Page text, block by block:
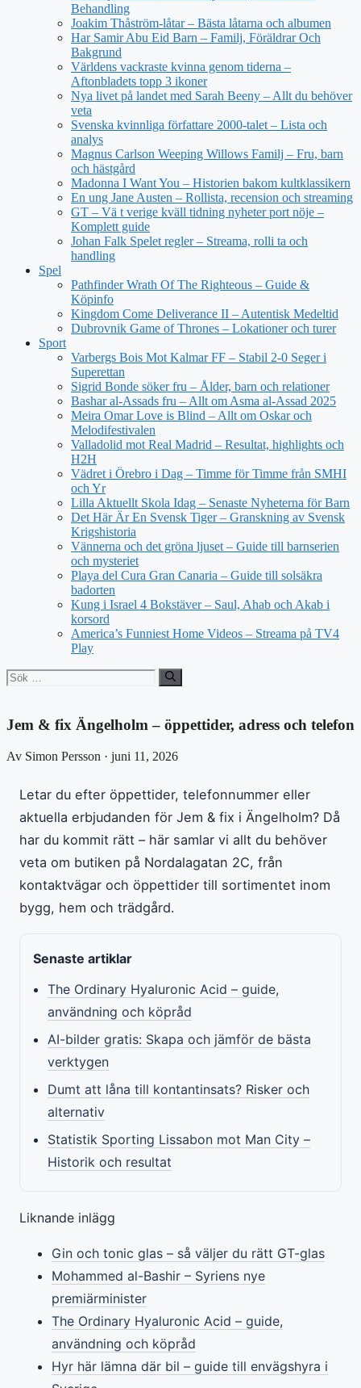
Behandling
Joakim Thåström-låtar – Bästa låtarna och albumen
Har Samir Abu Eid Barn – Familj, Föräldrar Och
Bakgrund
Världens vackraste kvinna genom tiderna –
Aftonbladets topp 3 ikoner
Nya livet på landet med Sarah Beeny – Allt du behöver
veta
Svenska kvinnliga författare 2000-talet – Lista och
analys
Magnus Carlson Weeping Willows Familj – Fru, barn
och hästgård
Madonna I Want You – Historien bakom kultklassikern
En ung Jane Austen – Rollista, recension och streaming
GT – Vä t verige kväll tidning nyheter port nöje –
Komplett guide
Johan Falk Spelet regler – Streama, rolli ta och
handling
Spel
Pathfinder Wrath Of The Righteous – Guide &
Köpinfo
Kingdom Come Deliverance II – Autentisk Medeltid
Dubrovnik Game of Thrones – Lokationer och turer
Sport
Varbergs Bois Mot Kalmar FF – Stabil 2-0 Seger i
Superettan
Sigrid Bonde söker fru – Ålder, barn och relationer
Bashar al-Assads fru – Allt om Asma al-Assad 2025
Meira Omar Love is Blind – Allt om Oskar och
Melodifestivalen
Valladolid mot Real Madrid – Resultat, highlights och
H2H
Vädret i Örebro i Dag – Timme för Timme från SMHI
och Yr
Lilla Aktuellt Skola Idag – Senaste Nyheterna för Barn
Det Här Är En Svensk Tiger – Granskning av Svensk
Krigshistoria
Vännerna och det gröna ljuset – Guide till barnserien
och mysteriet
Playa del Cura Gran Canaria – Guide till solsäkra
badorten
Kung i Israel 4 Bokstäver – Saul, Ahab och Akab i
korsord
America’s Funniest Home Videos – Streama på TV4
Play
Sök
efter:
Jem & fix Ängelholm – öppettider, adress och telefon
Av Simon Persson · juni 11, 2026
Letar du efter öppettider, telefonnummer eller
aktuella erbjudanden för Jem & fix i Ängelholm? Då
har du kommit rätt – här samlar vi allt du behöver
veta om butiken på Nordalagatan 2C, från
kontaktvägar och öppettider till sortimentet inom
bygg, hem och trädgård.
Senaste artiklar
The Ordinary Hyaluronic Acid – guide,
användning och köpråd
AI-bilder gratis: Skapa och jämför de bästa
verktygen
Dumt att låna till kontantinsats? Risker och
alternativ
Statistik Sporting Lissabon mot Man City –
Historik och resultat
Liknande inlägg
Gin och tonic glas – så väljer du rätt GT-glas
Mohammed al-Bashir – Syriens nye
premiärminister
The Ordinary Hyaluronic Acid – guide,
användning och köpråd
Hyr här lämna där bil – guide till envägshyra i